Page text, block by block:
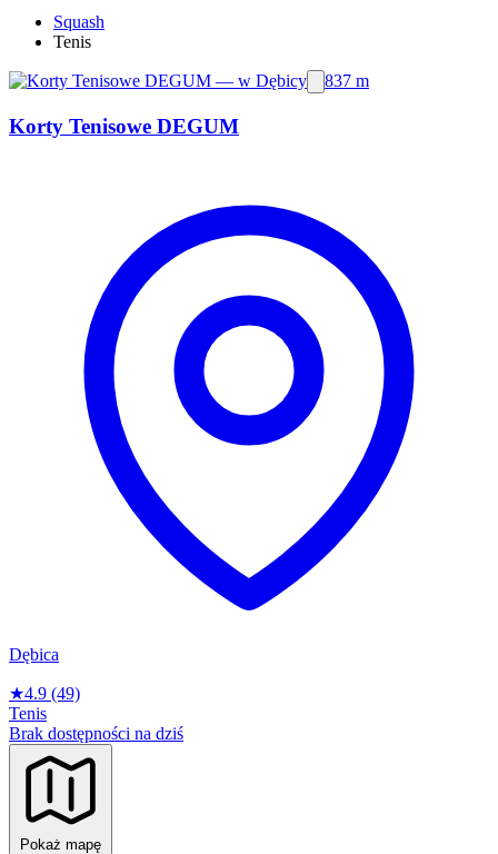
Squash
Tenis
837 m
Korty Tenisowe DEGUM
Dębica
★4.9 (49)
Tenis
Brak dostępności na dziś
Pokaż mapę